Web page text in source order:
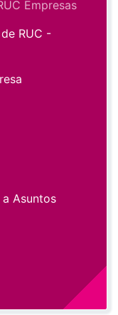
Empresas
RUC -
Asuntos